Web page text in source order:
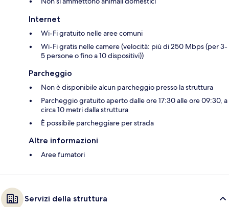
Internet
Wi-Fi gratuito nelle aree comuni
Wi-Fi gratis nelle camere (velocità: più di 250 Mbps (per 3-
5 persone o fino a 10 dispositivi))
Parcheggio
Non è disponibile alcun parcheggio presso la struttura
Parcheggio gratuito aperto dalle ore 17:30 alle ore 09:30, a
circa 10 metri dalla struttura
È possibile parcheggiare per strada
Altre informazioni
Aree fumatori
Servizi della struttura